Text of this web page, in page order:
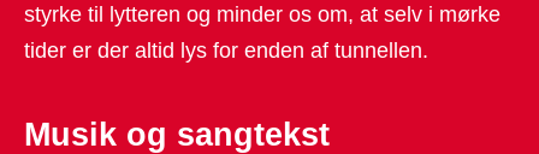
styrke til lytteren og minder os om, at selv i mørke
tider er der altid lys for enden af tunnellen.
Musik og sangtekst